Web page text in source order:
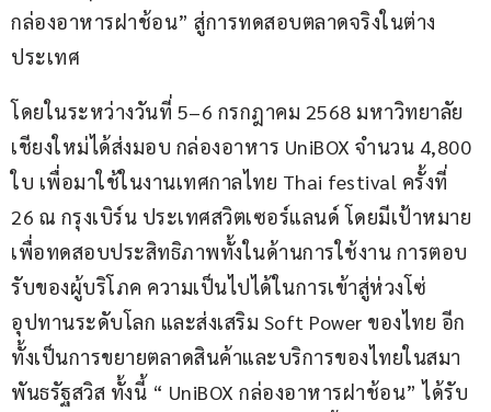
กล่องอาหารฝาช้อน” สู่การทดสอบตลาดจริงในต่าง
ประเทศ
โดยในระหว่างวันที่ 5–6 กรกฎาคม 2568 มหาวิทยาลัย
เชียงใหม่ได้ส่งมอบ กล่องอาหาร UniBOX จำนวน 4,800
ใบ เพื่อมาใช้ในงานเทศกาลไทย Thai festival ครั้งที่
26 ณ กรุงเบิร์น ประเทศสวิตเซอร์แลนด์ โดยมีเป้าหมาย
เพื่อทดสอบประสิทธิภาพทั้งในด้านการใช้งาน การตอบ
รับของผู้บริโภค ความเป็นไปได้ในการเข้าสู่ห่วงโซ่
อุปทานระดับโลก และส่งเสริม Soft Power ของไทย อีก
ทั้งเป็นการขยายตลาดสินค้าและบริการของไทยในสมา
พันธรัฐสวิส ทั้งนี้ “ UniBOX กล่องอาหารฝาช้อน” ได้รับ